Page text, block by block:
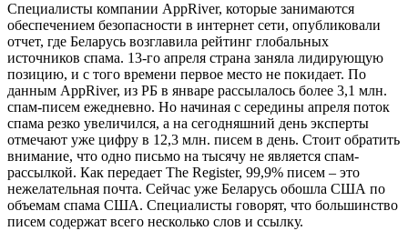
Специалисты компании AppRiver, которые занимаются
обеспечением безопасности в интернет сети, опубликовали
отчет, где Беларусь возглавила рейтинг глобальных
источников спама. 13-го апреля страна заняла лидирующую
позицию, и с того времени первое место не покидает. По
данным AppRiver, из РБ в январе рассылалось более 3,1 млн.
спам-писем ежедневно. Но начиная с середины апреля поток
спама резко увеличился, а на сегодняшний день эксперты
отмечают уже цифру в 12,3 млн. писем в день. Стоит обратить
внимание, что одно письмо на тысячу не является спам-
рассылкой. Как передает The Register, 99,9% писем – это
нежелательная почта. Сейчас уже Беларусь обошла США по
объемам спама США. Специалисты говорят, что большинство
писем содержат всего несколько слов и ссылку.